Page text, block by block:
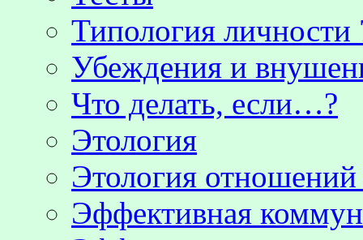
Типология личности
Убеждения и
Что делать, если…?
Этология
Этология
Эффективная